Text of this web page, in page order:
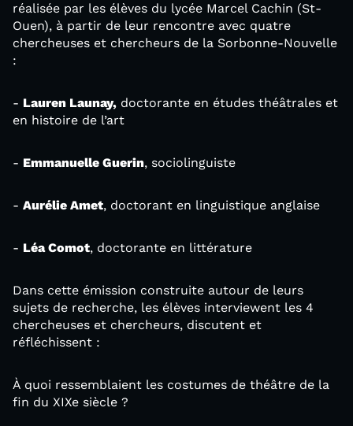
réalisée par les élèves du lycée Marcel Cachin (St-
Ouen), à partir de leur rencontre avec quatre
chercheuses et chercheurs de la Sorbonne-Nouvelle
:
- Lauren Launay, doctorante en études théâtrales et
en histoire de l’art
- Emmanuelle Guerin, sociolinguiste
- Aurélie Amet, doctorant en linguistique anglaise
- Léa Comot, doctorante en littérature
Dans cette émission construite autour de leurs
sujets de recherche, les élèves interviewent les 4
chercheuses et chercheurs, discutent et
réfléchissent :
À quoi ressemblaient les costumes de théâtre de la
fin du XIXe siècle ?